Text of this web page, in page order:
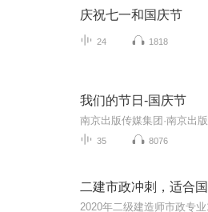
庆祝七一和国庆节
24 1818
我们的节日-国庆节
35 8076
二建市政冲刺，适合